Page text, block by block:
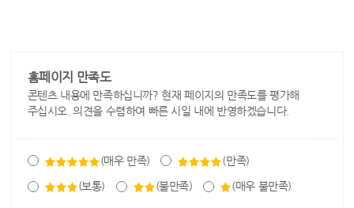
홈페이지 만족도
콘텐츠 내용에 만족하십니까? 현재 페이지의 만족도를 평가해
주십시오. 의견을 수렴하여 빠른 시일 내에 반영하겠습니다.
(매우 만족) (만족)
(보통) (불만족) (매우 불만족)